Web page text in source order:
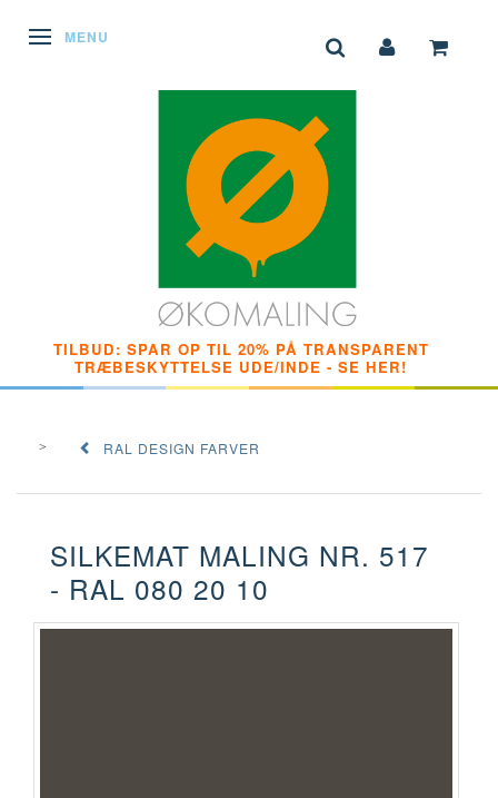
SKIFTE NAVIGATION
MENU
TILBUD: SPAR OP TIL 20% PÅ TRANSPARENT
TRÆBESKYTTELSE UDE/INDE - SE HER!
RAL DESIGN FARVER
SILKEMAT MALING NR. 517
- RAL 080 20 10